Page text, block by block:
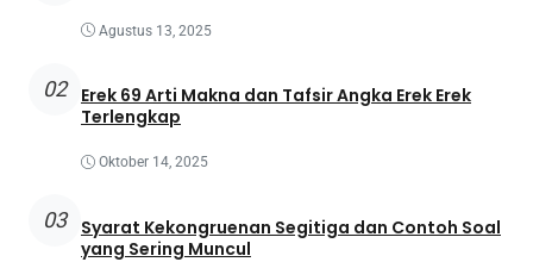
Agustus 13, 2025
02
Erek 69 Arti Makna dan Tafsir Angka Erek Erek
Terlengkap
Oktober 14, 2025
03
Syarat Kekongruenan Segitiga dan Contoh Soal
yang Sering Muncul